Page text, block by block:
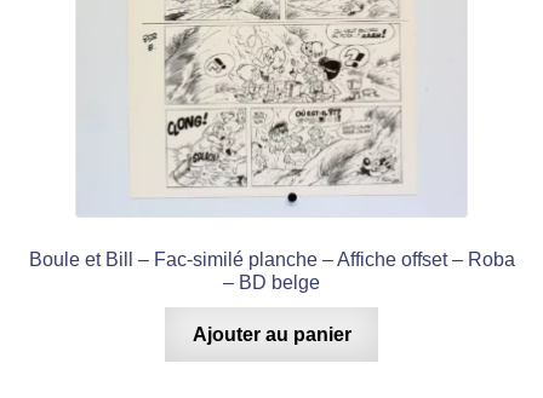
Boule et Bill – Fac-similé planche – Affiche offset – Roba
– BD belge
Ajouter au panier